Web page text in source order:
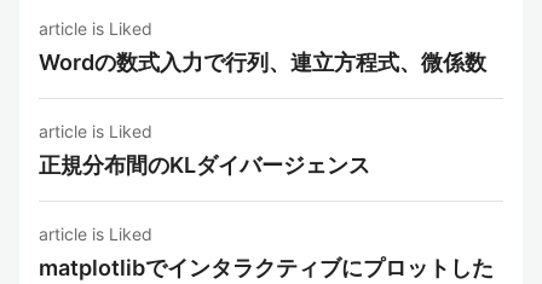
article is Liked
Wordの数式入力で行列、連立方程式、微係数
article is Liked
正規分布間のKLダイバージェンス
article is Liked
matplotlibでインタラクティブにプロットした